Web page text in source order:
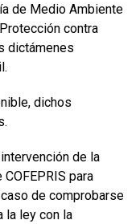
de Medio Ambiente
contra
dictámenes
dichos
de la
para
de comprobarse
la ley con la